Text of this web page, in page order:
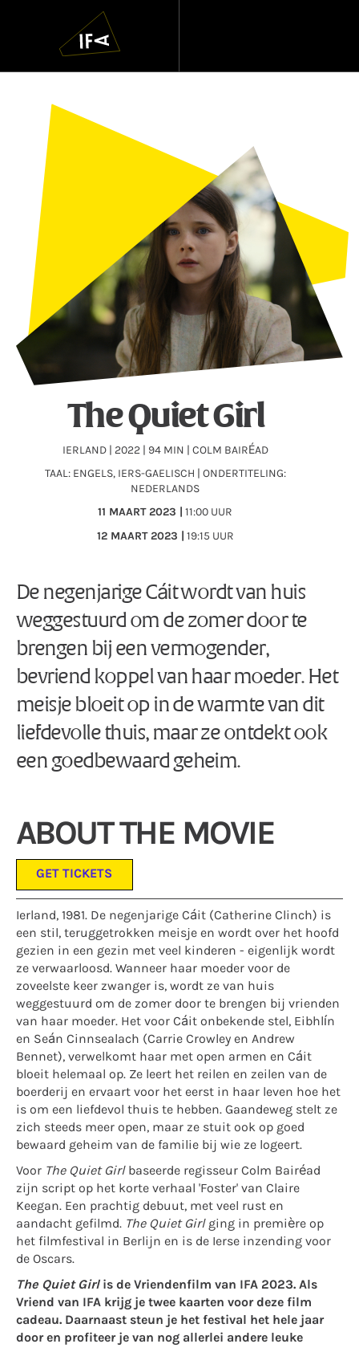
Navigatie
overslaan
The Quiet Girl
IERLAND | 2022 | 94 MIN | COLM BAIRÉAD
TAAL: ENGELS, IERS-GAELISCH | ONDERTITELING:
NEDERLANDS
11 MAART 2023 | 11:00 UUR
12MAART 2023 | 19:15 UUR
De negenjarige Cáit wordt van huis
weggestuurd om de zomer door te
brengen bij een vermogender,
bevriend koppel van haar moeder. Het
meisje bloeit op in de warmte van dit
liefdevolle thuis, maar ze ontdekt ook
een goedbewaard geheim.
ABOUT THE MOVIE
GET TICKETS
Ierland, 1981. De negenjarige Cáit (Catherine Clinch) is
een stil, teruggetrokken meisje en wordt over het hoofd
gezien in een gezin met veel kinderen - eigenlijk wordt
ze verwaarloosd. Wanneer haar moeder voor de
zoveelste keer zwanger is, wordt ze van huis
weggestuurd om de zomer door te brengen bij vrienden
van haar moeder. Het voor Cáit onbekende stel, Eibhlín
en Seán Cinnsealach (Carrie Crowley en Andrew
Bennet), verwelkomt haar met open armen en Cáit
bloeit helemaal op. Ze leert het reilen en zeilen van de
boerderij en ervaart voor het eerst in haar leven hoe het
is om een liefdevol thuis te hebben. Gaandeweg stelt ze
zich steeds meer open, maar ze stuit ook op goed
bewaard geheim van de familie bij wie ze logeert.
Voor The Quiet Girlbaseerde regisseur Colm Bairéad
zijn script op het korte verhaal 'Foster' van Claire
Keegan. Een prachtig debuut, met veel rust en
aandacht gefilmd. The Quiet Girlging in première op
het filmfestival in Berlijn en is de Ierse inzending voor
de Oscars.
The Quiet Girl is de Vriendenfilm van IFA 2023. Als
Vriend van IFA krijg je twee kaarten voor deze film
cadeau. Daarnaast steun je het festival
het hele jaar
door en profiteer je van nog allerlei andere leuke